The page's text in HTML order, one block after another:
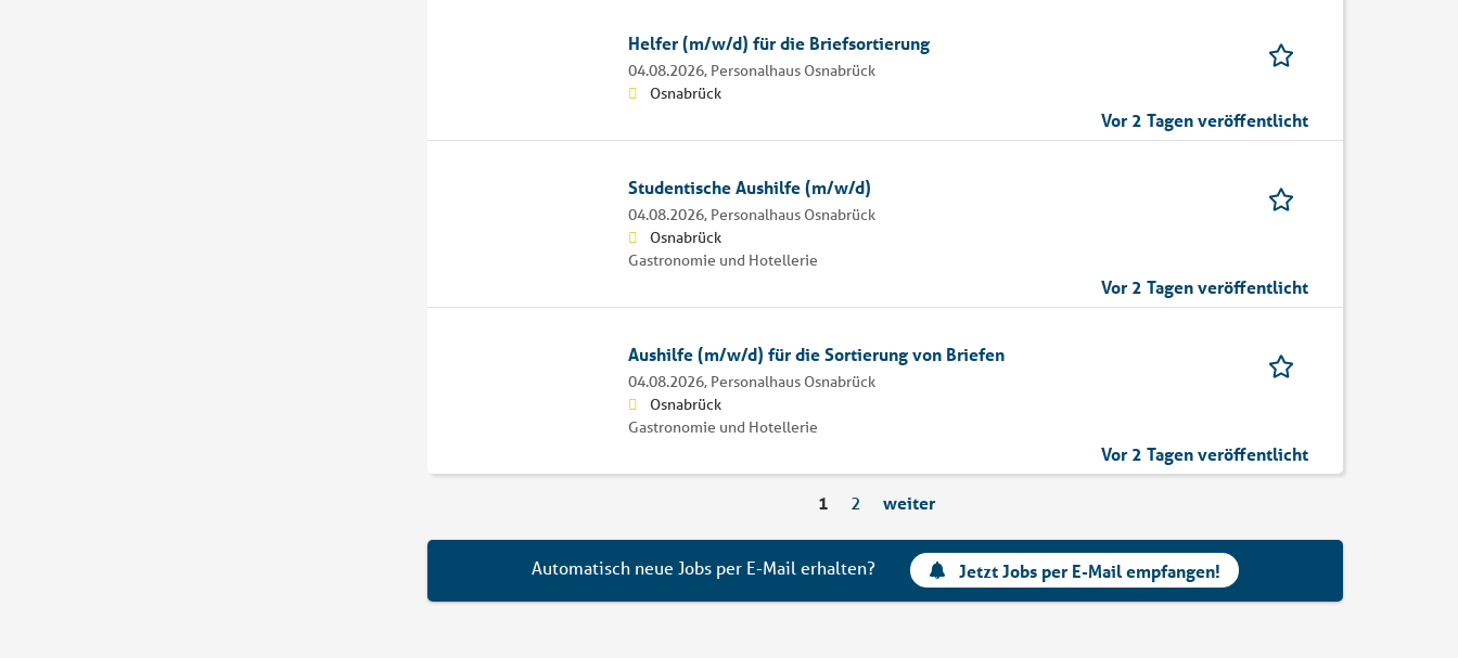
Helfer (m/w/d) für die Briefsortierung
04.08.2026, Personalhaus Osnabrück
Osnabrück
Vor 2 Tagen veröffentlicht
Studentische Aushilfe (m/w/d)
04.08.2026, Personalhaus Osnabrück
Osnabrück
Gastronomie und Hotellerie
Vor 2 Tagen veröffentlicht
Aushilfe (m/w/d) für die Sortierung von Briefen
04.08.2026, Personalhaus Osnabrück
Osnabrück
Gastronomie und Hotellerie
Vor 2 Tagen veröffentlicht
1 2 weiter
Automatisch neue Jobs per E-Mail erhalten? Jetzt Jobs per E-Mail empfangen!